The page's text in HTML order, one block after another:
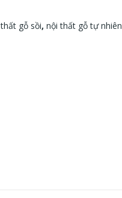
gỗ sồi, nội thất gỗ tự nhiên